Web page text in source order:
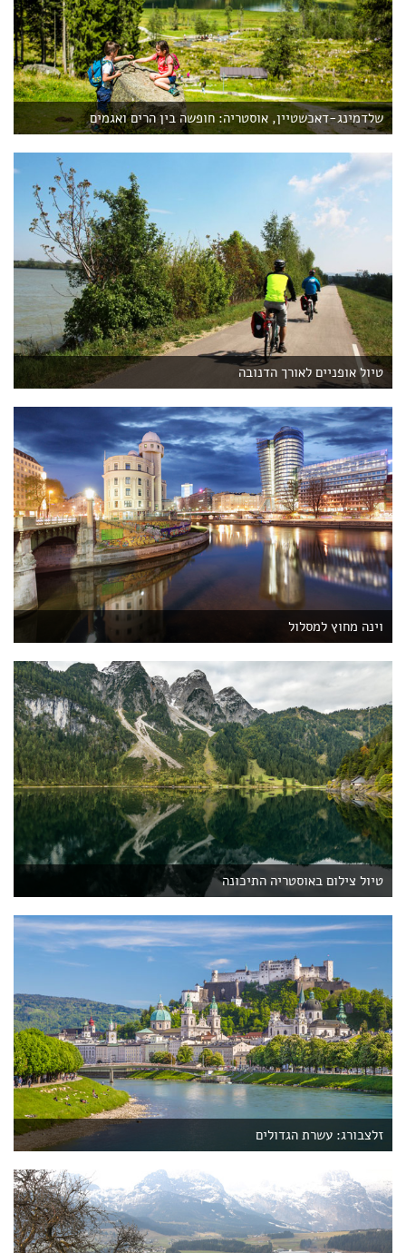
שלדמינג-דאכשטיין, אוסטריה: חופשה בין הרים ואגמים
טיול אופניים לאורך הדנובה
וינה מחוץ למסלול
טיול צילום באוסטריה התיכונה
זלצבורג: עשרת הגדולים